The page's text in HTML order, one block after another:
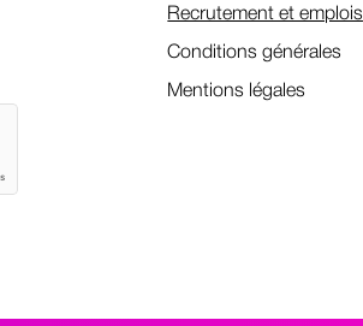
Recrutement et emplois
Conditions générales
Mentions légales